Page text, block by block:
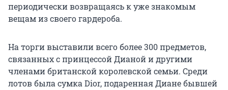
периодически возвращаясь к уже знакомым
вещам из своего гардероба.
На торги выставили всего более 300 предметов,
связанных с принцессой Дианой и другими
членами британской королевской семьи. Среди
лотов была сумка Dior, подаренная Диане бывшей